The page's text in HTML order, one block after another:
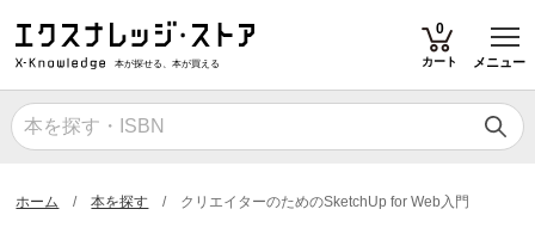
本が探せる、本が買える
0
カート メニュー
ホーム 本を探す クリエイターのためのSketchUp for Web入門